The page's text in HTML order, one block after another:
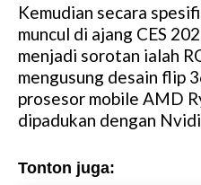
Kemudian secara
muncul di ajang CES
menjadi sorotan ialah
mengusung desain flip
prosesor mobile AMD
dipadukan dengan
Tonton juga: